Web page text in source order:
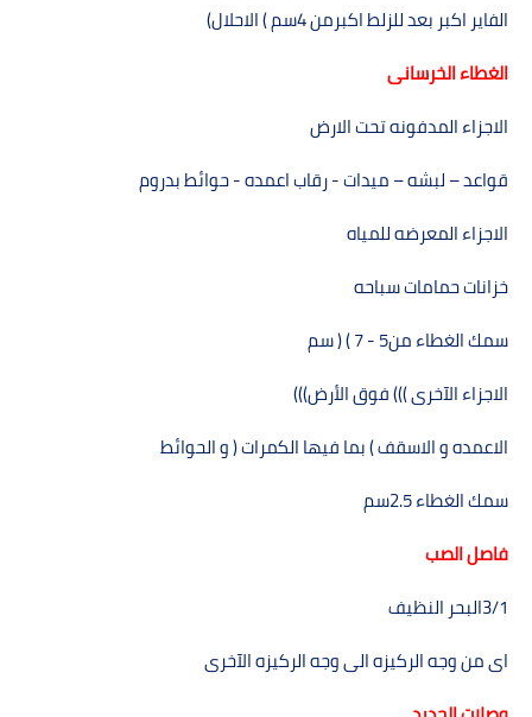
الفاير اكبر بعد للزلط اكبرمن4سم ) الاحلال(
الغطاء الخرسانى
الاجزاء المدفونه تحت الارض
قواعد – لبشه – ميدات - رقاب اعمده - حوائط بدروم
الاجزاء المعرضه للمياه
خزانات حمامات سباحه
سمك الغطاء من) ( 7 - 5سم
الاجزاء الآخرى ))) فوق الأرض(((
الاعمده و الاسقف ) بما فيھا الكمرات ( و الحوائط
سمك الغطاء2.5سم
فاصل الصب
3/1البحر النظيف
اى من وجه الركيزه الى وجه الركيزه الآخرى